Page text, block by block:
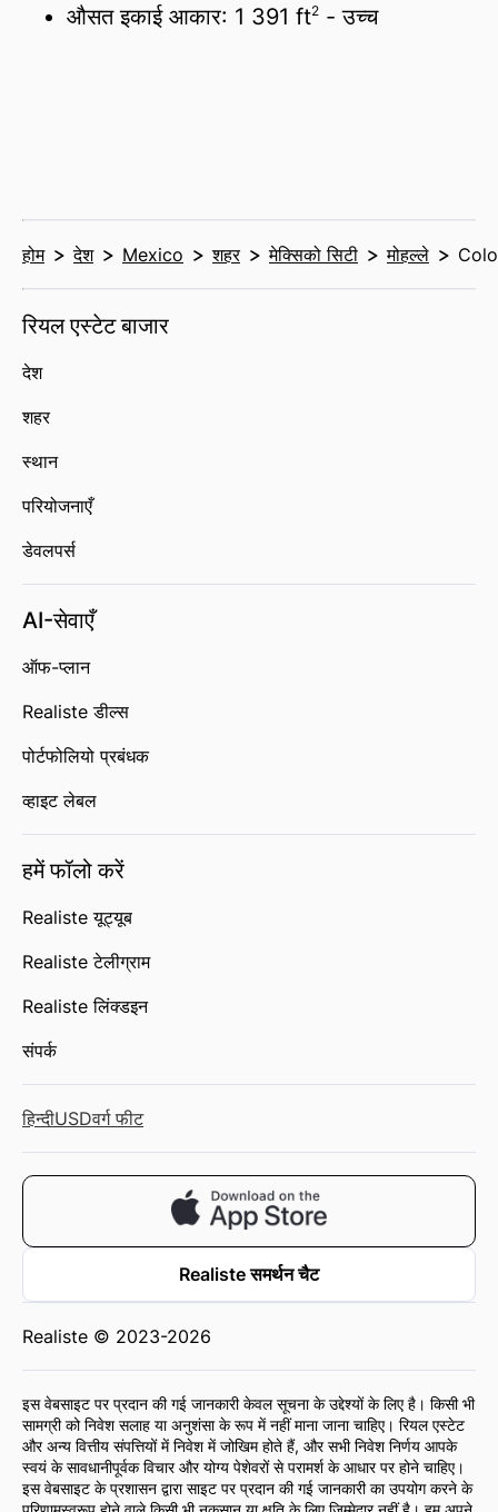
औसत इकाई आकार: 1 391 ft2 - उच्च
होम देश Mexico शहर मेक्सिको सिटी मोहल्ले
रियल एस्टेट बाजार
देश
शहर
स्थान
परियोजनाएँ
डेवलपर्स
AI-सेवाएँ
ऑफ-प्लान
Realiste डील्स
पोर्टफोलियो प्रबंधक
व्हाइट लेबल
हमें फॉलो करें
Realiste यूट्यूब
Realiste टेलीग्राम
Realiste लिंक्डइन
संपर्क
हिन्दीUSDवर्ग फीट
Realiste समर्थन चैट
Realiste © 2023-2026
इस वेबसाइट पर प्रदान की गई जानकारी केवल सूचना के उद्देश्यों के लिए है। किसी भी
सामग्री को निवेश सलाह या अनुशंसा के रूप में नहीं माना जाना चाहिए। रियल एस्टेट
और अन्य वित्तीय संपत्तियों में निवेश में जोखिम होते हैं, और सभी निवेश निर्णय आपके
स्वयं के सावधानीपूर्वक विचार और योग्य पेशेवरों से परामर्श के आधार पर होने चाहिए।
इस वेबसाइट के प्रशासन द्वारा साइट पर प्रदान की गई जानकारी का उपयोग करने के